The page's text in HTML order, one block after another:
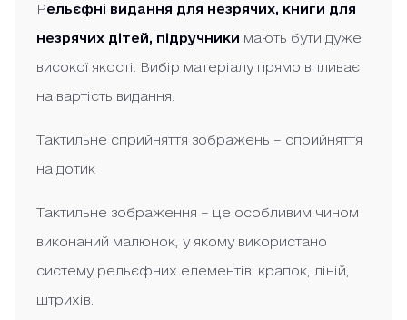
Рельєфні видання для незрячих, книги для
незрячих дітей, підручники мають бути дуже
високої якості. Вибір матеріалу прямо впливає
на вартість видання.
Тактильне сприйняття зображень – сприйняття
на дотик
Тактильне зображення – це особливим чином
виконаний малюнок, у якому використано
систему рельєфних елементів: крапок, ліній,
штрихів.